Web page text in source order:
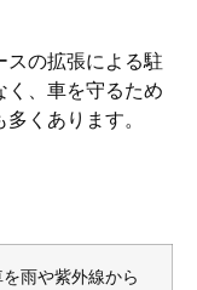
スの拡張による駐
く、車を守るため
くあります。
雨や紫外線から